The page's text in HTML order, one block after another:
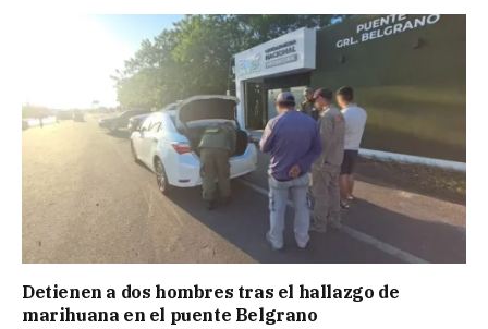
Detienen a dos hombres tras el hallazgo de
marihuana en el puente Belgrano